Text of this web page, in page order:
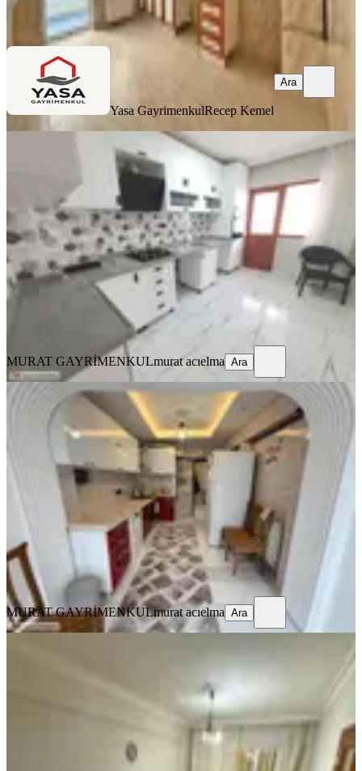
Yasa GayrimenkulRecep Kemel
Ara
Osmangazi Caddesinde Full Yapılı
2.kat Asansörlü Fırsat Dairesi
Keçiören, Osmangazi Mahallesi
3+1·140 m²·3. Kat· 07.08.2026
5.249.000 ₺
MURAT GAYRİMENKUL murat acıelma
MURAT GAYRİMENKULmurat acıelma Ara
YENİ
!!şok!!osmangazi'de Emsalsiz Fiyata
Katta Fırsat İlk Gelen Alır
Keçiören, Osmangazi Mahallesi
3+1· 130 m²· 4. Kat 07.08.2026
3.699.000 ₺
MURAT GAYRİMENKULmurat acıelma
Ara
MURAT GAYRİMENKULmurat acıelma Ara
3+1 Bahçe Kat Masrafsız Daire2
Keçiören, Osmangazi Mahallesi
110 m² Düz Giriş (Zemin)· 05.08.2026
2.790.000 ₺